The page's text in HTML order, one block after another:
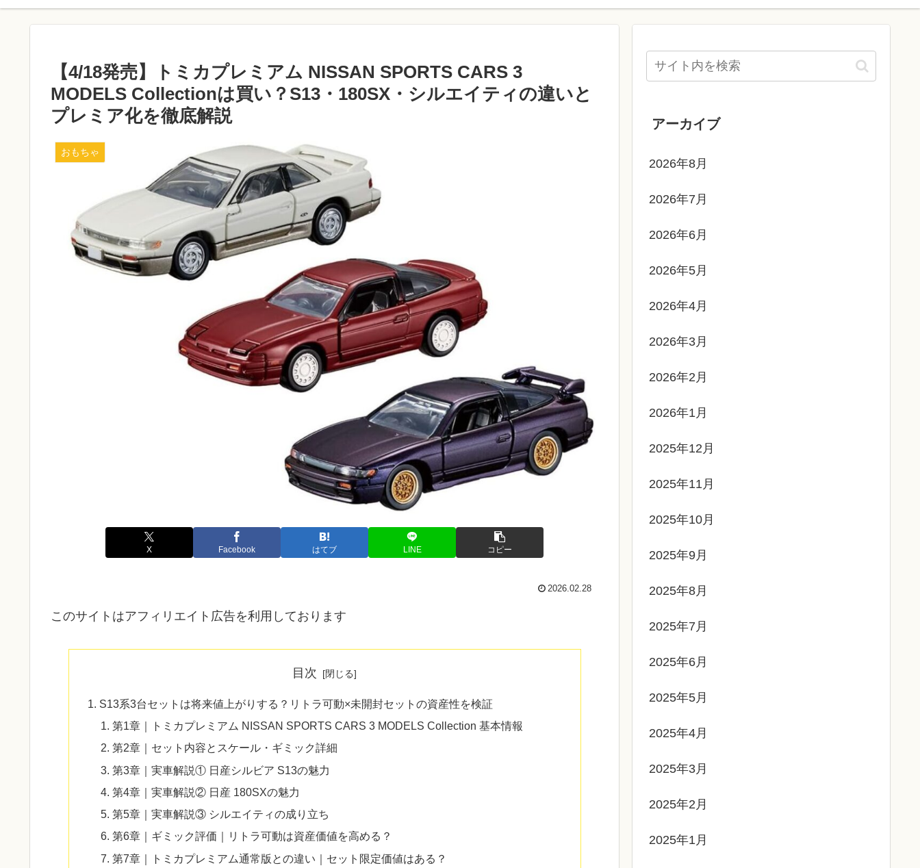
【4/18発売】トミカプレミアム NISSAN SPORTS CARS 3
MODELS Collectionは買い？S13・180SX・シルエイティの違いと
プレミア化を徹底解説
おもちゃ
X Facebook はてブ LINE コピー
2026.02.28
このサイトはアフィリエイト広告を利用しております
目次
S13系3台セットは将来値上がりする？リトラ可動×未開封セットの資産性を検証
第1章｜トミカプレミアム NISSAN SPORTS CARS 3 MODELS Collection 基本情報
第2章｜セット内容とスケール・ギミック詳細
第3章｜実車解説① 日産シルビア S13の魅力
第4章｜実車解説② 日産 180SXの魅力
第5章｜実車解説③ シルエイティの成り立ち
第6章｜ギミック評価｜リトラ可動は資産価値を高める？
第7章｜トミカプレミアム通常版との違い｜セット限定価値はある？
アーカイブ
2026年8月
2026年7月
2026年6月
2026年5月
2026年4月
2026年3月
2026年2月
2026年1月
2025年12月
2025年11月
2025年10月
2025年9月
2025年8月
2025年7月
2025年6月
2025年5月
2025年4月
2025年3月
2025年2月
2025年1月